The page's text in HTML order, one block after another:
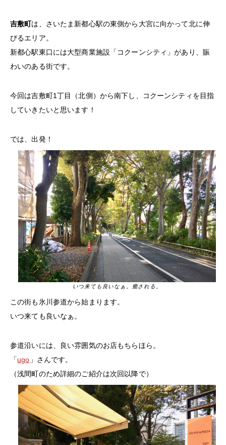
吉敷町は、さいたま新都心駅の東側から大宮に向かって北に伸
びるエリア。
新都心駅東口には大型商業施設「コクーンシティ」があり、賑
わいのある街です。
今回は吉敷町1丁目（北側）から南下し、コクーンシティを目指
していきたいと思います！
では、出発！
いつ来ても良いなぁ。癒される。
この街も氷川参道から始まります。
いつ来ても良いなぁ。
参道沿いには、良い雰囲気のお店もちらほら。
「ugo 」さんです。
（浅間町のため詳細のご紹介は次回以降で）